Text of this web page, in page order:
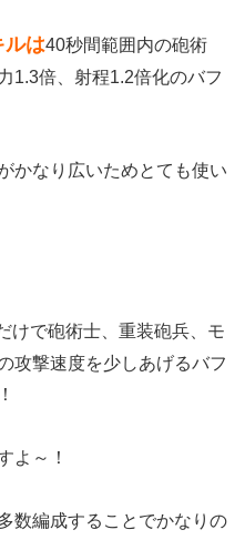
ルは40秒間範囲内の砲術
1.3倍、射程1.2倍化のバフ
かなり広いためとても使い
けで砲術士、重装砲兵、モ
攻撃速度を少しあげるバフ
よ～！
数編成することでかなりの